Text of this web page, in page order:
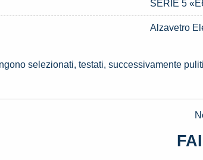
SERIE 5
Alzavetro
selezionati, testati, successivamente